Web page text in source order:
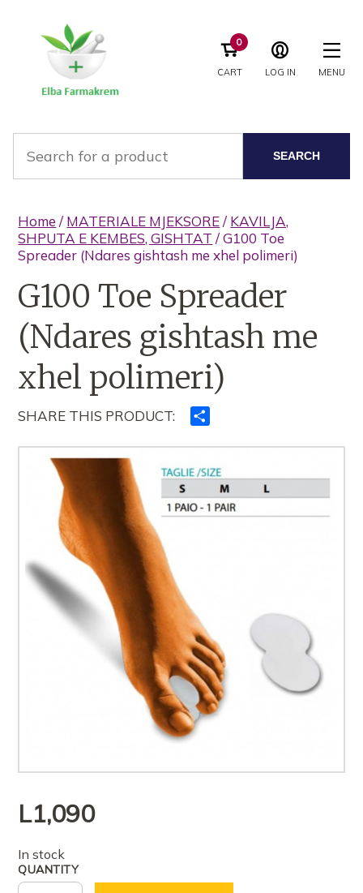
CART
0
LOG IN MENU
SEARCH
Home / MATERIALE MJEKSORE/ KAVILJA,
SHPUTA E KEMBES, GISHTAT / G100 Toe
Spreader (Ndares gishtash me xhel polimeri)
G100 Toe Spreader
(Ndares gishtash me
xhel polimeri)
SHARE THIS PRODUCT:
tjerët
L1,090
In stock
QUANTITY